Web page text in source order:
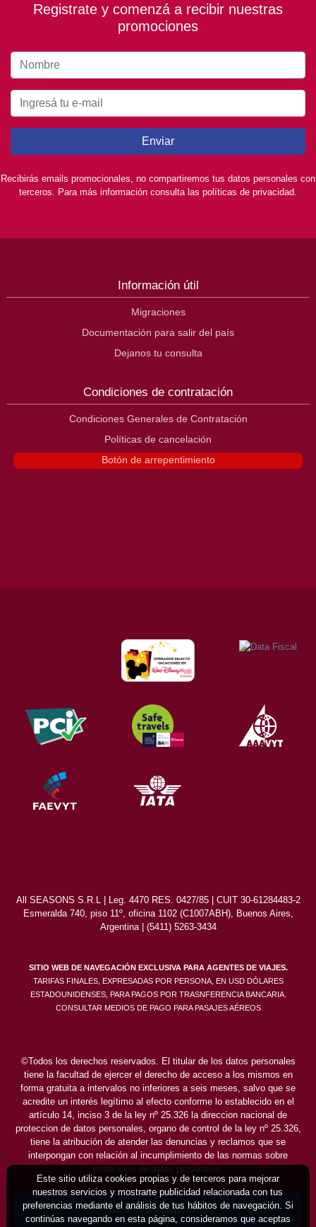
Registrate y comenzá a recibir nuestras
promociones
Enviar
Recibirás emails promocionales, no compartiremos tus datos personales con
terceros. Para más información consulta las políticas de privacidad.
Información útil
Migraciones
Documentación para salir del país
Dejanos tu consulta
Condiciones de contratación
Condiciones Generales de Contratación
Políticas de cancelación
Botón de arrepentimiento
All SEASONS S.R.L | Leg. 4470 RES. 0427/85 | CUIT 30-61284483-2
Esmeralda 740, piso 11º, oficina 1102 (C1007ABH), Buenos Aires,
Argentina | (5411) 5263-3434
SITIO WEB DE NAVEGACIÓN EXCLUSIVA PARA AGENTES DE VIAJES.
TARIFAS FINALES, EXPRESADAS POR PERSONA, EN USD DÓLARES
ESTADOUNIDENSES, PARA PAGOS POR TRASNFERENCIA BANCARIA.
CONSULTAR MEDIOS DE PAGO PARA PASAJES AÉREOS
©Todos los derechos reservados. El titular de los datos personales
tiene la facultad de ejercer el derecho de acceso a los mismos en
forma gratuita a intervalos no inferiores a seis meses, salvo que se
acredite un interés legítimo al efecto conforme lo establecido en el
artículo 14, inciso 3 de la ley nº 25.326 la direccion nacional de
proteccion de datos personales, organo de control de la ley nº 25.326,
tiene la atribución de atender las denuncias y reclamos que se
interpongan con relación al incumplimiento de las normas sobre
protección de datos personales.
Boton de arrepentimiento
Este sitio utiliza cookies propias y de terceros para mejorar
nuestros servicios y mostrarte publicidad relacionada con tus
preferencias mediante el análisis de tus hábitos de navegación. Si
continúas navegando en esta página, consideramos que aceptas